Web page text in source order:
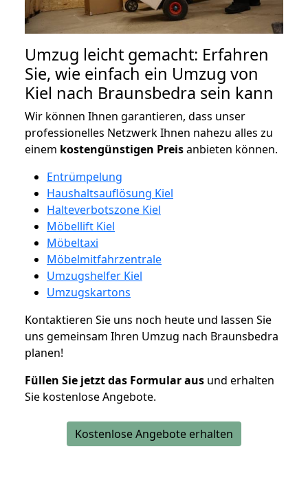
Umzug leicht gemacht: Erfahren
Sie, wie einfach ein Umzug von
Kiel nach Braunsbedra sein kann
Wir können Ihnen garantieren, dass unser
professionelles Netzwerk Ihnen nahezu alles zu
einem kostengünstigen Preisanbieten können.
Entrümpelung
Haushaltsauflösung Kiel
Halteverbotszone Kiel
Möbellift Kiel
Möbeltaxi
Möbelmitfahrzentrale
Umzugshelfer Kiel
Umzugskartons
Kontaktieren Sie uns noch heute und lassen Sie
uns gemeinsam Ihren Umzug nach Braunsbedra
planen!
Füllen Sie jetzt das Formular aus und erhalten
Sie kostenlose Angebote.
Kostenlose Angebote erhalten